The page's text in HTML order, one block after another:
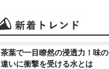
茶葉で一目瞭然の浸透力！味の
違いに衝撃を受ける水とは